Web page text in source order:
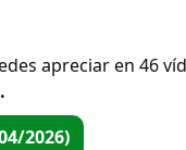
apreciar en 46
2026)